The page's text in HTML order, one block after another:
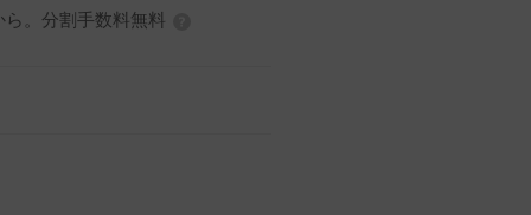
。分割手数料無料